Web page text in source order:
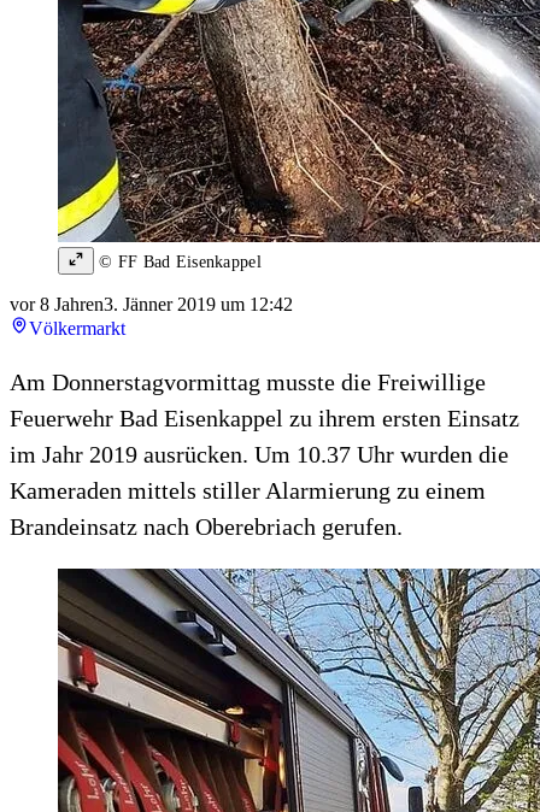
© FF Bad Eisenkappel
vor 8 Jahren3. Jänner 2019 um 12:42
Völkermarkt
Am Donnerstagvormittag musste die Freiwillige
Feuerwehr Bad Eisenkappel zu ihrem ersten Einsatz
im Jahr 2019 ausrücken. Um 10.37 Uhr wurden die
Kameraden mittels stiller Alarmierung zu einem
Brandeinsatz nach Oberebriach gerufen.